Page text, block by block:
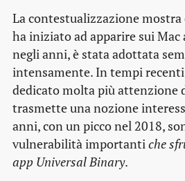
La contestualizzazione
ha iniziato ad apparire sui
negli anni, è stata adottata
intensamente. In tempi
dedicato molta più attenzione
trasmette una nozione
anni, con un picco nel 2018,
vulnerabilità importantiche
app Universal Binary.